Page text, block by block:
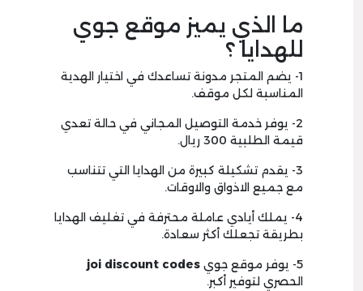
ما الذي يميز موقع جوي
للهدايا ؟
1- يضم المتجر مدونة تساعدك في اختيار الهدية
المناسبة لكل موقف.
2- يوفر خدمة التوصيل المجاني في حالة تعدي
قيمة الطلبية 300 ريال.
3- يقدم تشكيلة كبيرة من الهدايا التي تتناسب
مع جميع الاذواق والاوقات.
4- يملك أيادي عاملة محترفة في تغليف الهدايا
بطريقة تجعلك أكثر سعادة.
5- يوفر موقع جوي
joi discount codes
الحصري لتوفير أكبر.